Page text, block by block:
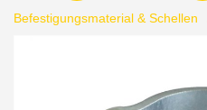
Befestigungsmaterial & Schellen